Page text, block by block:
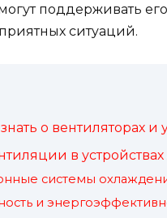
поддерживать
ситуаций.
о вентиляторах
в
системы
и